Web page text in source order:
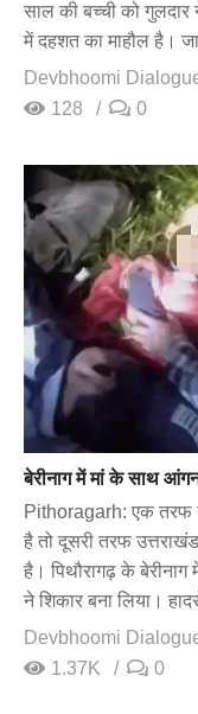
साल की बच्ची को गुलदार
में दहशत का माहौल है।
Devbhoomi
128
0
बेरीनाग में मां के साथ
Pithoragarh: एक तरफ
है तो दूसरी तरफ
है। पिथौरागढ़ के
ने शिकार बना लिया।
Devbhoomi
1.37K
0